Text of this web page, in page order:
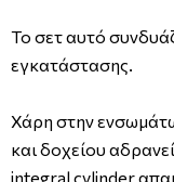
Το σετ αυτό
εγκατάστασης.
Χάρη στην
και δοχείου
integral cylinder